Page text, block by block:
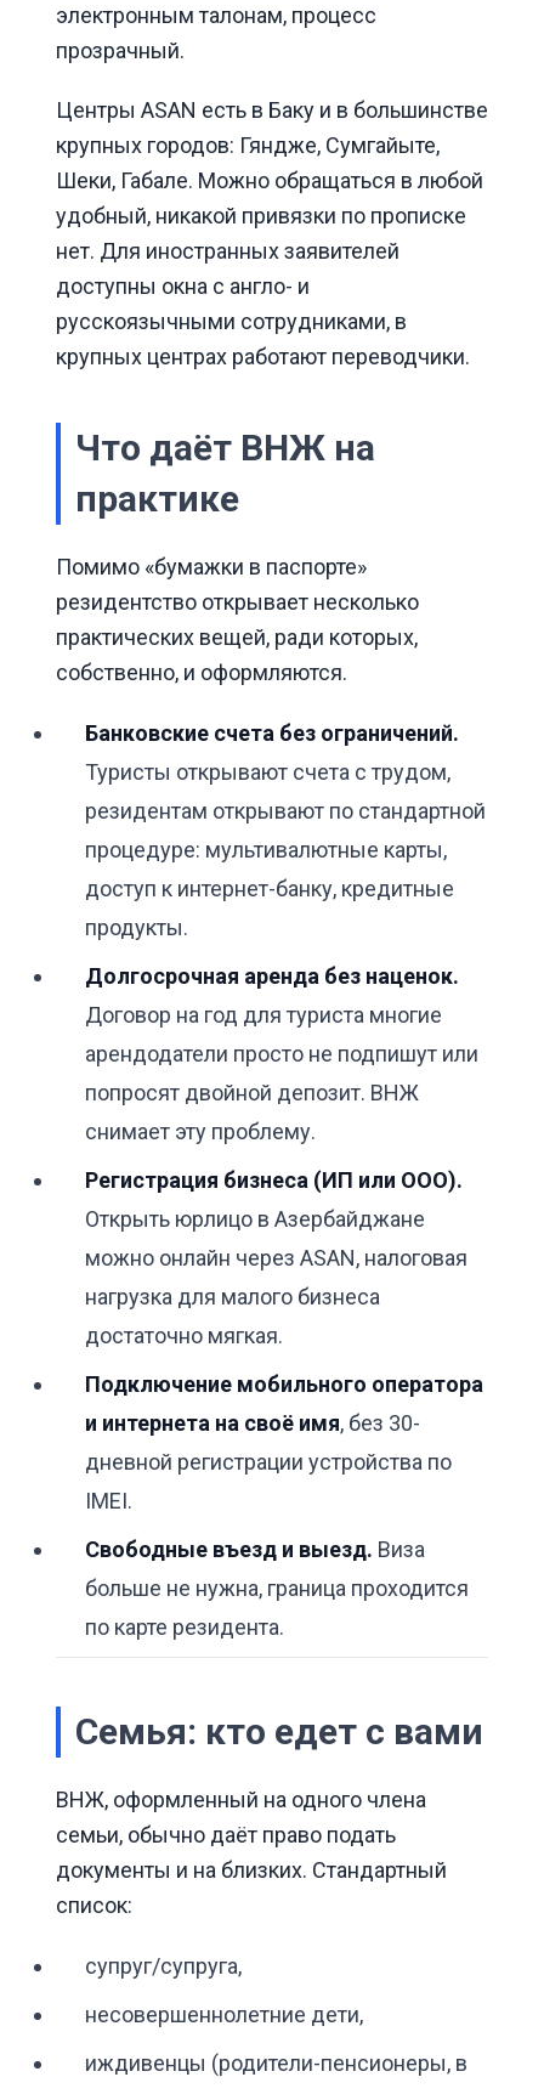
электронным талонам, процесс
прозрачный.
Центры ASAN есть в Баку и в большинстве
крупных городов: Гяндже, Сумгайыте,
Шеки, Габале. Можно обращаться в любой
удобный, никакой привязки по прописке
нет. Для иностранных заявителей
доступны окна с англо- и
русскоязычными сотрудниками, в
крупных центрах работают переводчики.
Что даёт ВНЖ на
практике
Помимо «бумажки в паспорте»
резидентство открывает несколько
практических вещей, ради которых,
собственно, и оформляются.
Банковские счета без ограничений.
Туристы открывают счета с трудом,
резидентам открывают по стандартной
процедуре: мультивалютные карты,
доступ к интернет-банку, кредитные
продукты.
Долгосрочная аренда без наценок.
Договор на год для туриста многие
арендодатели просто не подпишут или
попросят двойной депозит. ВНЖ
снимает эту проблему.
Регистрация бизнеса (ИП или ООО).
Открыть юрлицо в Азербайджане
можно онлайн через ASAN, налоговая
нагрузка для малого бизнеса
достаточно мягкая.
Подключение мобильного оператора
и интернета на своё имя, без 30-
дневной регистрации устройства по
IMEI.
Свободные въезд и выезд. Виза
больше не нужна, граница проходится
по карте резидента.
Семья: кто едет с вами
ВНЖ, оформленный на одного члена
семьи, обычно даёт право подать
документы и на близких. Стандартный
список:
супруг/супруга,
несовершеннолетние дети,
иждивенцы (родители-пенсионеры, в